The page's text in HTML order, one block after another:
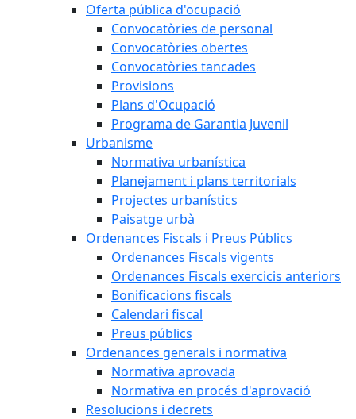
Oferta pública d'ocupació
Convocatòries de personal
Convocatòries obertes
Convocatòries tancades
Provisions
Plans d'Ocupació
Programa de Garantia Juvenil
Urbanisme
Normativa urbanística
Planejament i plans territorials
Projectes urbanístics
Paisatge urbà
Ordenances Fiscals i Preus Públics
Ordenances Fiscals vigents
Ordenances Fiscals exercicis anteriors
Bonificacions fiscals
Calendari fiscal
Preus públics
Ordenances generals i normativa
Normativa aprovada
Normativa en procés d'aprovació
Resolucions i decrets